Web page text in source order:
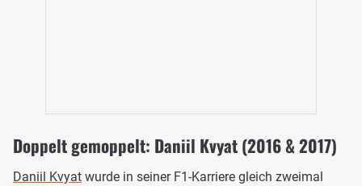
Doppelt gemoppelt: Daniil Kvyat (2016 & 2017)
Daniil Kvyat wurde in seiner F1-Karriere gleich zweimal